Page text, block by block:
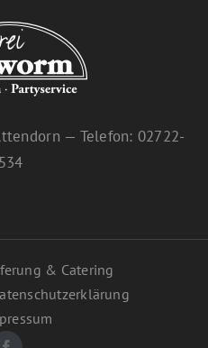
— Telefon: 02722-
& Catering